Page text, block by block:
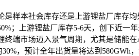
是样本社会库存还是上游锂盐厂库存
；上游锂盐厂库存5-6天，创下近一
终端市场迈入景气周期，尤其是储能
，预计全年出货量将达到